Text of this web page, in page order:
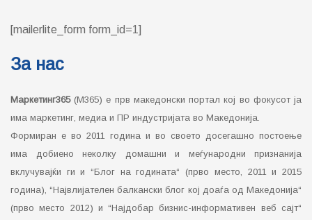
[mailerlite_form form_id=1]
За нас
Маркетинг365(М365) е прв македонски портал кој во фокусот ја
има маркетинг, медиа и ПР индустријата во Македонија.
Формиран е во 2011 година и во своето досегашно постоење
има добиено неколку домашни и меѓународни признанија
вклучувајќи ги и “Блог на годината“ (прво место, 2011 и 2015
година), “Највлијателен балкански блог кој доаѓа од Македонија“
(прво место 2012) и “Најдобар бизнис-информативен веб сајт“